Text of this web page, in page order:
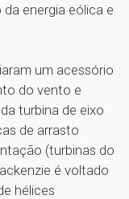
energia eólica e
um acessório
do vento e
turbina de eixo
de arrasto
(turbinas do
é voltado
hélices